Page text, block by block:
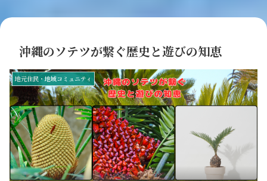
沖縄のソテツが繋ぐ歴史と遊びの知恵
地元住民・地域コミュニティ